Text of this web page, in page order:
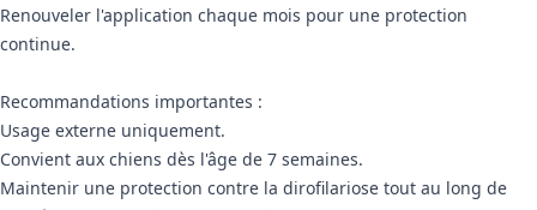
Renouveler l'application chaque mois pour une protection
continue.
Recommandations importantes :
Usage externe uniquement.
Convient aux chiens dès l'âge de 7 semaines.
Maintenir une protection contre la dirofilariose tout au long de